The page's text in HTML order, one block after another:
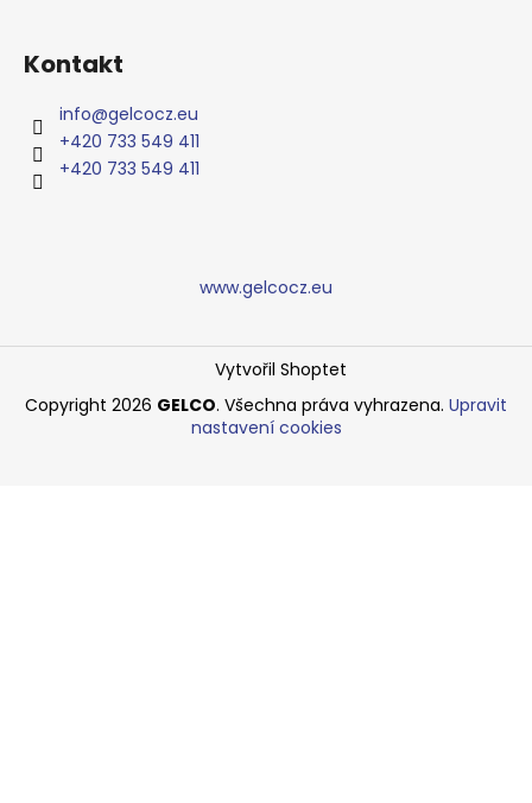
Kontakt
info@gelcocz.eu
+420 733 549 411
+420 733 549 411
www.gelcocz.eu
Vytvořil Shoptet
Copyright 2026 GELCO. Všechna práva vyhrazena. Upravit
nastavení cookies